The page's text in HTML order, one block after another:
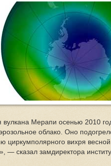
Мерапи осенью 2010
облако. Оно
циркумполярного вихря
— сказал замдиректора